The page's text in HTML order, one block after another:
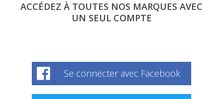
ACCÉDEZ À TOUTES NOS MARQUES AVEC
UN SEUL COMPTE
Se connecter avec Facebook